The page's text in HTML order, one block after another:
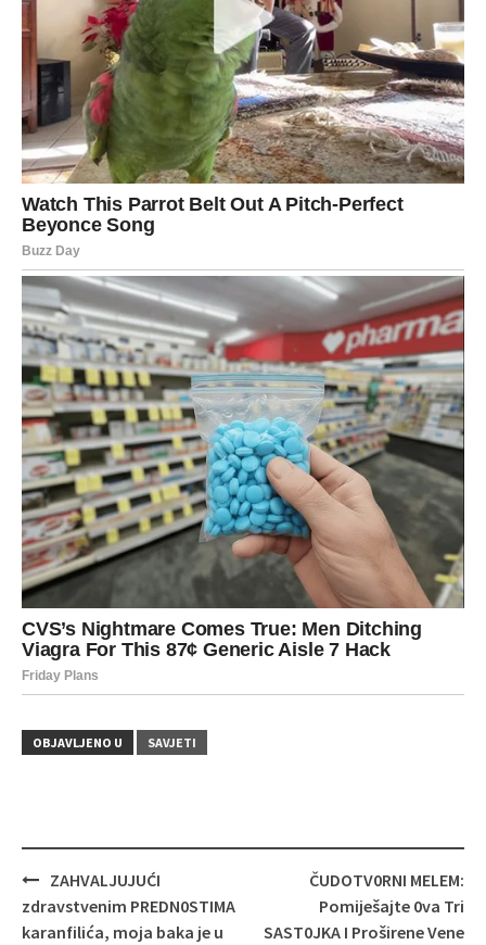
OBJAVLJENO U SAVJETI
Navigacija
objava
ZAHVALJUJUĆI
zdravstvenim PREDN0STIMA
karanfilića, moja baka je u
ČUDOTV0RNI MELEM:
Pomiješajte 0va Tri
SAST0JKA I Proširene Vene